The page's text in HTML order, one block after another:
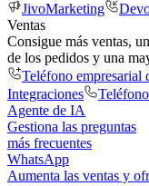
JivoMarketing
Ventas
Consigue más ventas,
de los pedidos y una
Teléfono empresarial
Integraciones
Agente de IA
Gestiona las preguntas
más frecuentes
WhatsApp
Aumenta las ventas y